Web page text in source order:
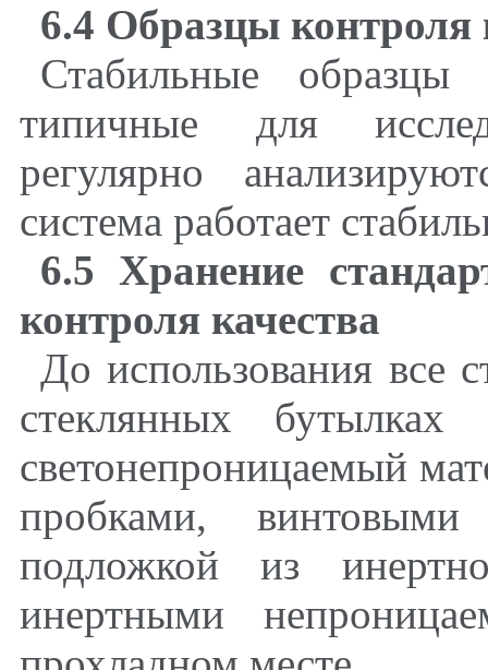
6.4 Образцы контроля
Стабильные образцы
типичные для
регулярно
система работает
6.5 Хранение
контроля качества
До использования все
стеклянных
светонепроницаемый
пробками,
подложкой из
инертными